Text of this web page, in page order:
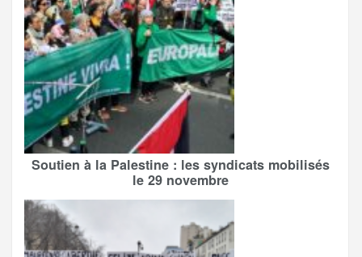
Soutien à la Palestine : les syndicats mobilisés
le 29 novembre